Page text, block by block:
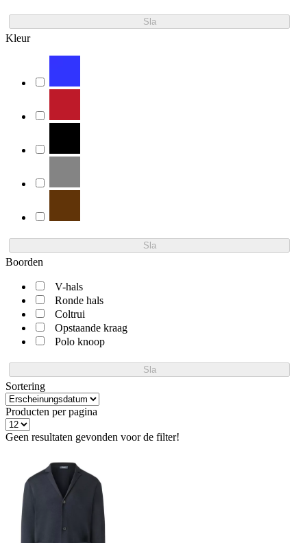
Sla
Kleur
Sla
Boorden
V-hals
Ronde hals
Coltrui
Opstaande kraag
Polo knoop
Sla
Sortering
Producten per pagina
Geen resultaten gevonden voor de filter!